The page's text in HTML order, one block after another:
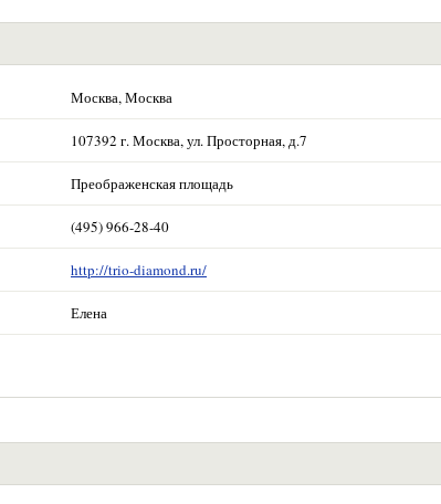
Москва, Москва
107392 г. Москва, ул. Просторная, д.7
Преображенская площадь
(495) 966-28-40
http://trio-diamond.ru/
Елена